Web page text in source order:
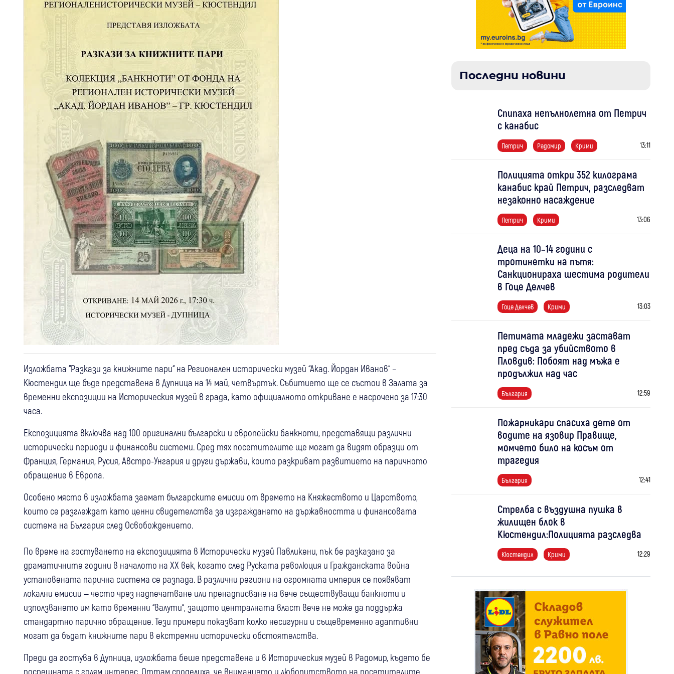
Изложбата “Разкази за книжните пари“ на Регионален исторически музей “Акад. Йордан Иванов“ –
Кюстендил ще бъде представена в Дупница на 14 май, четвъртък. Събитието ще се състои в Залата за
временни експозиции на Историческия музей в града, като официалното откриване е насрочено за 17:30
часа.
Експозицията включва над 100 оригинални български и европейски банкноти, представящи различни
исторически периоди и финансови системи. Сред тях посетителите ще могат да видят образци от
Франция, Германия, Русия, Австро-Унгария и други държави, които разкриват развитието на паричното
обращение в Европа.
Особено място в изложбата заемат българските емисии от времето на Княжеството и Царството,
които се разглеждат като ценни свидетелства за изграждането на държавността и финансовата
система на България след Освобождението.
По време на гостуването на експозицията в Исторически музей Павликени, пък бе разказано за
драматичните години в началото на XX век, когато след Руската революция и Гражданската война
установената парична система се разпада. В различни региони на огромната империя се появяват
локални емисии — често чрез надпечатване или пренадписване на вече съществуващи банкноти и
използването им като временни “валути“, защото централната власт вече не може да поддържа
стандартно парично обращение. Тези примери показват колко несигурни и същевременно адаптивни
могат да бъдат книжните пари в екстремни исторически обстоятелства.
Преди да гостува в Дупница, изложбата беше представена и в Историческия музей в Радомир, където бе
посрещната с голям интерес. Оттам споделиха, че вниманието и любопитството на посетителите,
Последни новини
Спипаха непълнолетна от Петрич
с канабис
Петрич Радомир Крими 13:11
Полицията откри 352 килограма
канабис край Петрич, разследват
незаконно насаждение
Петрич Крими 13:06
Деца на 10–14 години с
тротинетки на пътя:
Санкционираха шестима родители
в Гоце Делчев
Гоце Делчев Крими 13:03
Петимата младежи застават
пред съда за убийството в
Пловдив: Побоят над мъжа е
продължил над час
България 12:59
Пожарникари спасиха дете от
водите на язовир Правище,
момчето било на косъм от
трагедия
България 12:41
Стрелба с въздушна пушка в
жилищен блок в
Кюстендил:Полицията разследва
Кюстендил Крими 12:29